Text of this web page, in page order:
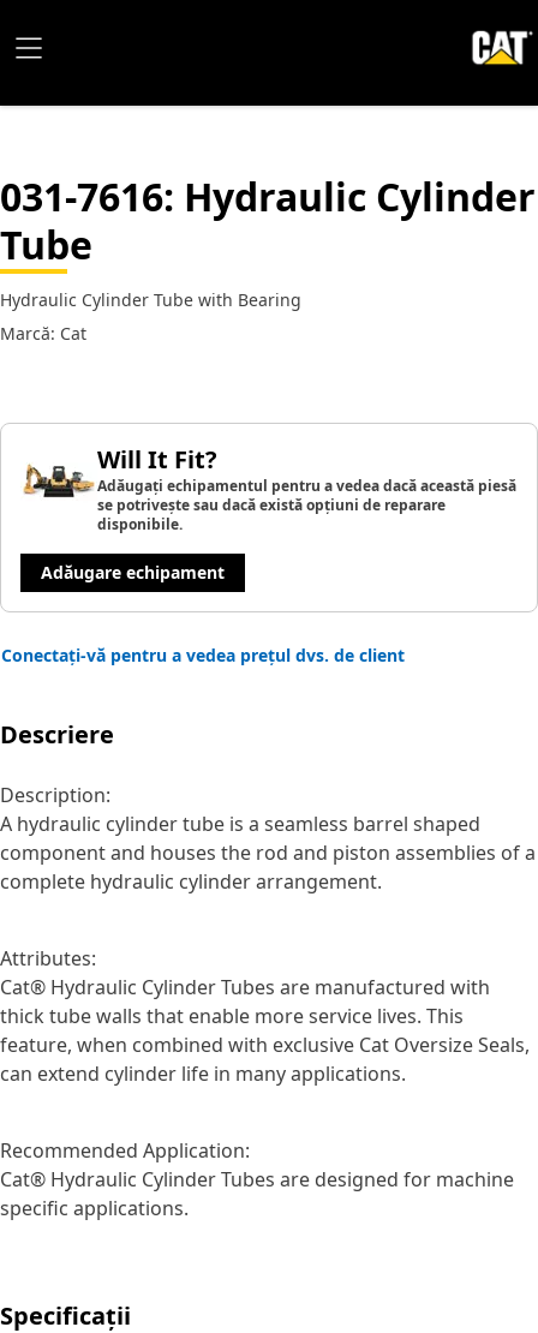
031-7616: Hydraulic Cylinder
Tube
Hydraulic Cylinder Tube with Bearing
Marcă: Cat
Will It Fit?
Adăugați echipamentul pentru a vedea dacă această piesă
se potrivește sau dacă există opțiuni de reparare
disponibile.
Adăugare echipament
Conectați-vă pentru a vedea prețul dvs. de client
Descriere
Description:
A hydraulic cylinder tube is a seamless barrel shaped
component and houses the rod and piston assemblies of a
complete hydraulic cylinder arrangement.
Attributes:
Cat® Hydraulic Cylinder Tubes are manufactured with
thick tube walls that enable more service lives. This
feature, when combined with exclusive Cat Oversize Seals,
can extend cylinder life in many applications.
Recommended Application:
Cat® Hydraulic Cylinder Tubes are designed for machine
specific applications.
Specificații